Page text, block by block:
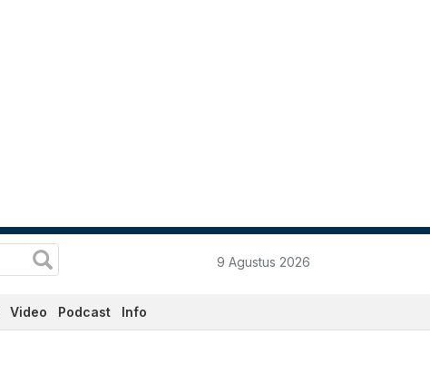
9 Agustus 2026
Video Podcast Info